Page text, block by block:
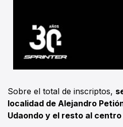
Sobre el total de inscriptos,
localidad de Alejandro
Udaondo y el resto al